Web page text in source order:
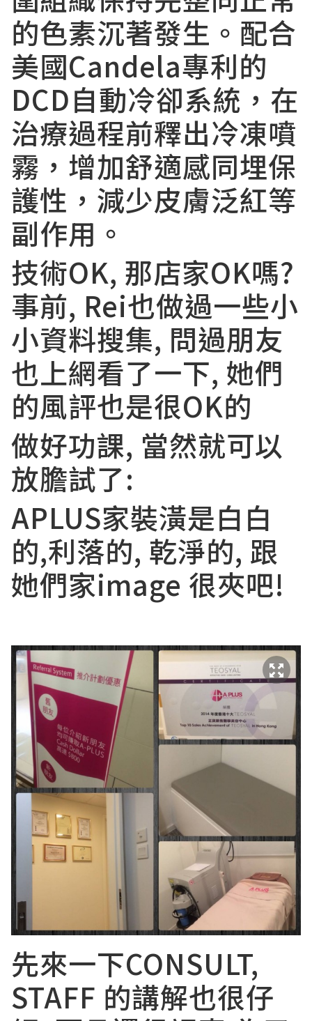
的色素沉著發生。配合
美國Candela專利的
DCD自動冷卻系統，在
治療過程前釋出冷凍噴
霧，增加舒適感同埋保
護性，減少皮膚泛紅等
副作用。
技術OK, 那店家OK嗎?
事前, Rei也做過一些小
小資料搜集, 問過朋友
也上網看了一下, 她們
的風評也是很OK的
做好功課, 當然就可以
放膽試了:
APLUS家裝潢是白白
的,利落的, 乾淨的, 跟
她們家image 很夾吧!
先來一下CONSULT,
STAFF 的講解也很仔